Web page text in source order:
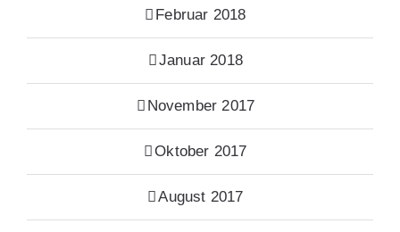
Februar 2018
Januar 2018
November 2017
Oktober 2017
August 2017